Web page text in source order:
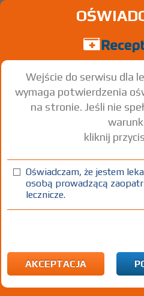
Znaleziono wyników:
gdzie indziej
R31 Krwiomocz,
Wejście do serwisu dla
wymaga potwierdzenia
na stronie. Jeśli nie
kliknij
Oświadczam, że jestem
osobą prowadzącą
lecznicze.
AKCEPTACJA